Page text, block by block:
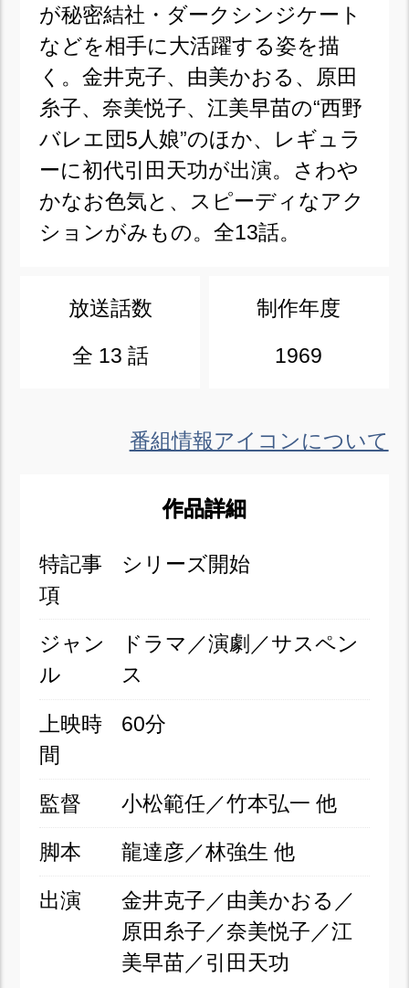
が秘密結社・ダークシンジケート
などを相手に大活躍する姿を描
く。金井克子、由美かおる、原田
糸子、奈美悦子、江美早苗の“西野
バレエ団5人娘”のほか、レギュラ
ーに初代引田天功が出演。さわや
かなお色気と、スピーディなアク
ションがみもの。全13話。
放送話数
全 13 話
制作年度
1969
番組情報アイコンについて
作品詳細
特記事
項
シリーズ開始
ジャン
ル
ドラマ／演劇／サスペン
ス
上映時
間
60分
監督 小松範任／竹本弘一 他
脚本 龍達彦／林強生 他
出演
金井克子／由美かおる／
原田糸子／奈美悦子／江
美早苗／引田天功